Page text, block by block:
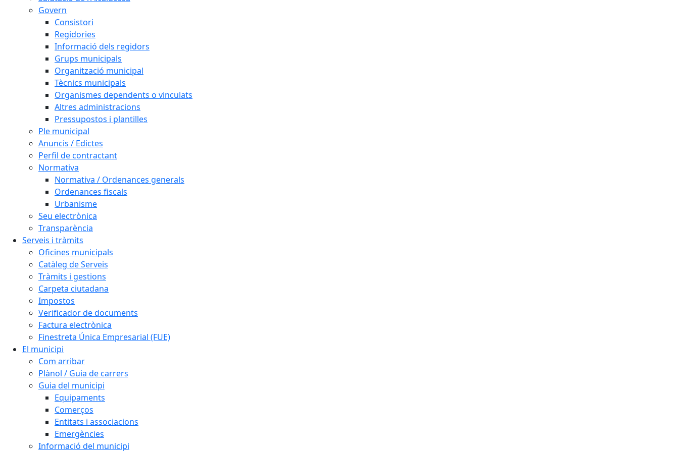
Govern
Consistori
Regidories
Informació dels regidors
Grups municipals
Organització municipal
Tècnics municipals
Organismes dependents o vinculats
Altres administracions
Pressupostos i plantilles
Ple municipal
Anuncis / Edictes
Perfil de contractant
Normativa
Normativa / Ordenances generals
Ordenances fiscals
Urbanisme
Seu electrònica
Transparència
Serveis i tràmits
Oficines municipals
Catàleg de Serveis
Tràmits i gestions
Carpeta ciutadana
Impostos
Verificador de documents
Factura electrònica
Finestreta Única Empresarial (FUE)
El municipi
Com arribar
Plànol / Guia de carrers
Guia del municipi
Equipaments
Comerços
Entitats i associacions
Emergències
Informació del municipi